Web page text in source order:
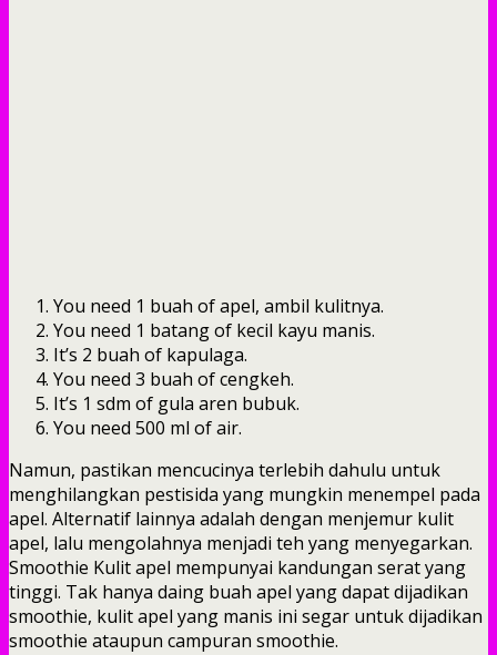
You need 1 buah of apel, ambil kulitnya.
You need 1 batang of kecil kayu manis.
It’s 2 buah of kapulaga.
You need 3 buah of cengkeh.
It’s 1 sdm of gula aren bubuk.
You need 500 ml of air.
Namun, pastikan mencucinya terlebih dahulu untuk
menghilangkan pestisida yang mungkin menempel pada
apel. Alternatif lainnya adalah dengan menjemur kulit
apel, lalu mengolahnya menjadi teh yang menyegarkan.
Smoothie Kulit apel mempunyai kandungan serat yang
tinggi. Tak hanya daing buah apel yang dapat dijadikan
smoothie, kulit apel yang manis ini segar untuk dijadikan
smoothie ataupun campuran smoothie.